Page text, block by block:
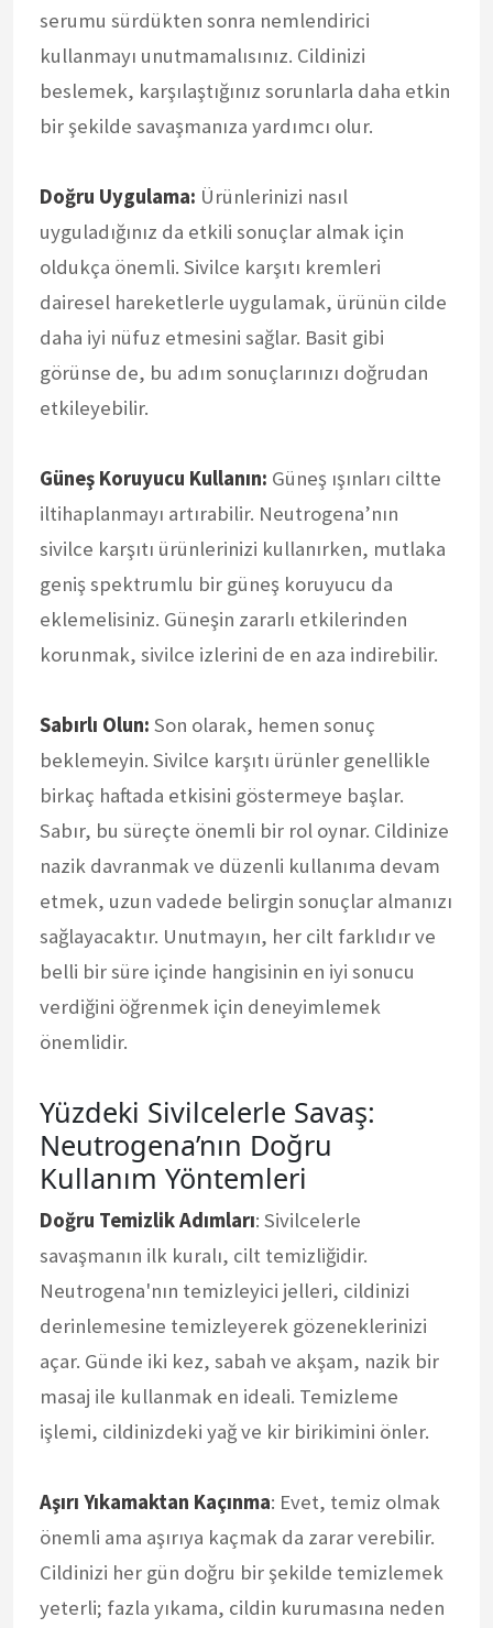
serumu sürdükten sonra nemlendirici
kullanmayı unutmamalısınız. Cildinizi
beslemek, karşılaştığınız sorunlarla daha etkin
bir şekilde savaşmanıza yardımcı olur.
Doğru Uygulama: Ürünlerinizi nasıl
uyguladığınız da etkili sonuçlar almak için
oldukça önemli. Sivilce karşıtı kremleri
dairesel hareketlerle uygulamak, ürünün cilde
daha iyi nüfuz etmesini sağlar. Basit gibi
görünse de, bu adım sonuçlarınızı doğrudan
etkileyebilir.
Güneş Koruyucu Kullanın: Güneş ışınları ciltte
iltihaplanmayı artırabilir. Neutrogena’nın
sivilce karşıtı ürünlerinizi kullanırken, mutlaka
geniş spektrumlu bir güneş koruyucu da
eklemelisiniz. Güneşin zararlı etkilerinden
korunmak, sivilce izlerini de en aza indirebilir.
Sabırlı Olun: Son olarak, hemen sonuç
beklemeyin. Sivilce karşıtı ürünler genellikle
birkaç haftada etkisini göstermeye başlar.
Sabır, bu süreçte önemli bir rol oynar. Cildinize
nazik davranmak ve düzenli kullanıma devam
etmek, uzun vadede belirgin sonuçlar almanızı
sağlayacaktır. Unutmayın, her cilt farklıdır ve
belli bir süre içinde hangisinin en iyi sonucu
verdiğini öğrenmek için deneyimlemek
önemlidir.
Yüzdeki Sivilcelerle Savaş:
Neutrogena’nın Doğru
Kullanım Yöntemleri
Doğru Temizlik Adımları: Sivilcelerle
savaşmanın ilk kuralı, cilt temizliğidir.
Neutrogena'nın temizleyici jelleri, cildinizi
derinlemesine temizleyerek gözeneklerinizi
açar. Günde iki kez, sabah ve akşam, nazik bir
masaj ile kullanmak en ideali. Temizleme
işlemi, cildinizdeki yağ ve kir birikimini önler.
Aşırı Yıkamaktan Kaçınma: Evet, temiz olmak
önemli ama aşırıya kaçmak da zarar verebilir.
Cildinizi her gün doğru bir şekilde temizlemek
yeterli; fazla yıkama, cildin kurumasına neden